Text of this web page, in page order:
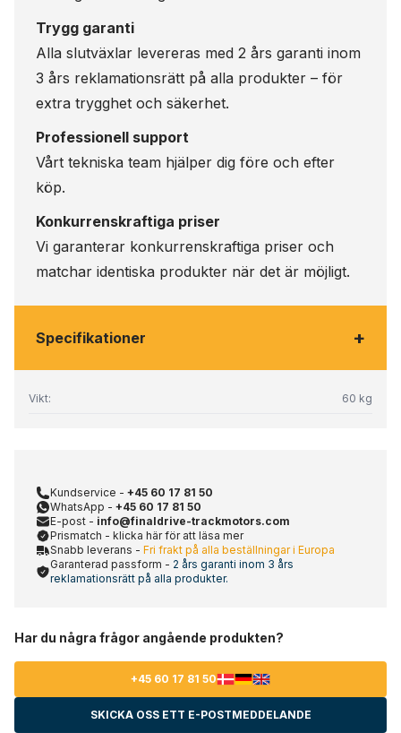
Trygg garanti
Alla slutväxlar levereras med 2 års garanti inom
3 års reklamationsrätt på alla produkter – för
extra trygghet och säkerhet.
Professionell support
Vårt tekniska team hjälper dig före och efter
köp.
Konkurrenskraftiga priser
Vi garanterar konkurrenskraftiga priser och
matchar identiska produkter när det är möjligt.
Specifikationer +
Vikt: 60 kg
Kundservice - +45 60 17 81 50
WhatsApp - +45 60 17 81 50
E-post - info@finaldrive-trackmotors.com
Prismatch - klicka här för att läsa mer
Snabb leverans - Fri frakt på alla beställningar i Europa
Garanterad passform - 2 års garanti inom 3 års
reklamationsrätt på alla produkter.
Har du några frågor angående produkten?
+45 60 17 81 50
SKICKA OSS ETT E-POSTMEDDELANDE